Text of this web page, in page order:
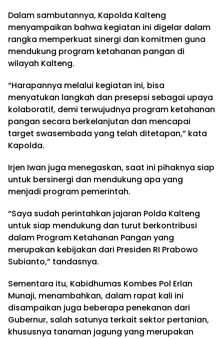
Dalam sambutannya, Kapolda Kalteng
menyampaikan bahwa kegiatan ini digelar dalam
rangka memperkuat sinergi dan komitmen guna
mendukung program ketahanan pangan di
wilayah Kalteng.
“Harapannya melalui kegiatan ini, bisa
menyatukan langkah dan presepsi sebagai upaya
kolaboratif, demi terwujudnya program ketahanan
pangan secara berkelanjutan dan mencapai
target swasembada yang telah ditetapan,” kata
Kapolda.
Irjen Iwan juga menegaskan, saat ini pihaknya siap
untuk bersinergi dan mendukung apa yang
menjadi program pemerintah.
“Saya sudah perintahkan jajaran Polda Kalteng
untuk siap mendukung dan turut berkontribusi
dalam Program Ketahanan Pangan yang
merupakan kebijakan dari Presiden RI Prabowo
Subianto,” tandasnya.
Sementara itu, Kabidhumas Kombes Pol Erlan
Munaji, menambahkan, dalam rapat kali ini
disampaikan juga beberapa penekanan dari
Gubernur, salah satunya terkait sektor pertanian,
khususnya tanaman jagung yang merupakan